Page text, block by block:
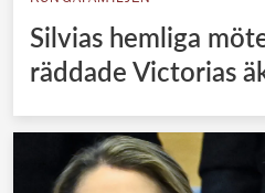
Silvias hemliga
räddade Victorias